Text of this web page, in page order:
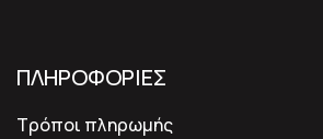
ΠΛΗΡΟΦΟΡΙΕΣ
Τρόποι πληρωμής